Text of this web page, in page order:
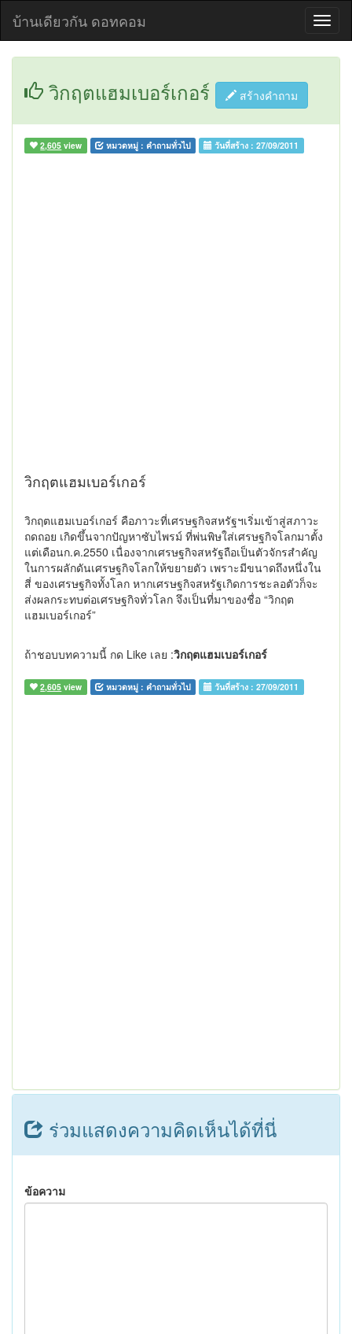
บ้านเดียวกัน ดอทคอม
วิกฤตแฮมเบอร์เกอร์ สร้างคำถาม
2,605 view หมวดหมู่ : คำถามทั่วไป วันที่สร้าง :27/09/2011
วิกฤตแฮมเบอร์เกอร์
วิกฤตแฮมเบอร์เกอร์ คือภาวะที่เศรษฐกิจสหรัฐฯเริ่มเข้าสู่สภาวะ
ถดถอย เกิดขึ้นจากปัญหาซับไพรม์ ที่พ่นพิษใส่เศรษฐกิจโลกมาตั้ง
แต่เดือนก.ค.2550 เนื่องจากเศรษฐกิจสหรัฐถือเป็นตัวจักรสำคัญ
ในการผลักดันเศรษฐกิจโลกให้ขยายตัว เพราะมีขนาดถึงหนึ่งใน
สี่ ของเศรษฐกิจทั้งโลก หากเศรษฐกิจสหรัฐเกิดการชะลอตัวก็จะ
ส่งผลกระทบต่อเศรษฐกิจทั่วโลก จึงเป็นที่มาของชื่อ “วิกฤต
แฮมเบอร์เกอร์”
ถ้าชอบบทความนี้ กด Like เลย :วิกฤตแฮมเบอร์เกอร์
2,605 view หมวดหมู่ : คำถามทั่วไป วันที่สร้าง :27/09/2011
ร่วมแสดงความคิดเห็นได้ที่นี่
ข้อความ